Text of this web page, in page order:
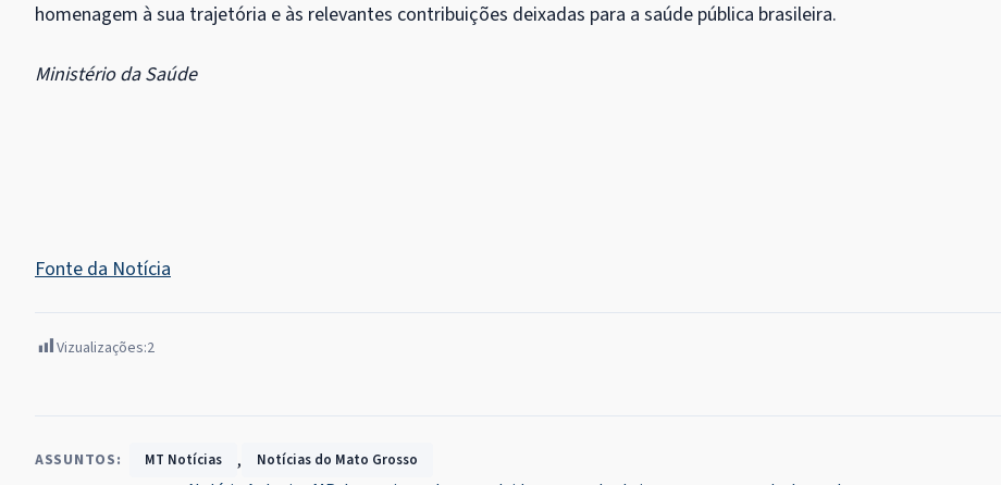
homenagem à sua trajetória e às relevantes contribuições deixadas para a saúde pública brasileira.
Ministério da Saúde
Fonte da Notícia
Vizualizações:2
ASSUNTOS: MT Notícias , Notícias do Mato Grosso